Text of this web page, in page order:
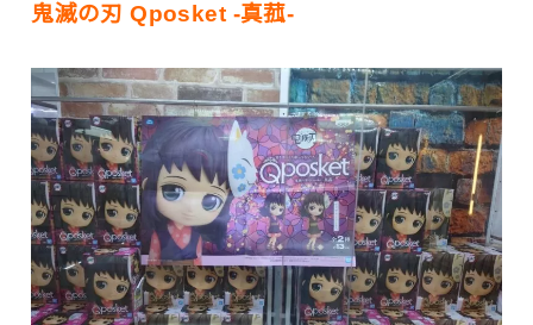
鬼滅の刃 Qposket -真菰-